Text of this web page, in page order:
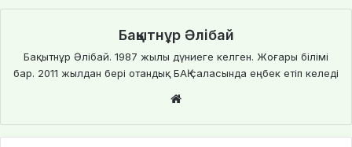
Бақытнұр Әлібай
Бақытнұр Әлібай. 1987 жылы дүниеге келген. Жоғары білімі
бар. 2011 жылдан бері отандық БАҚ саласында еңбек етіп келеді
te